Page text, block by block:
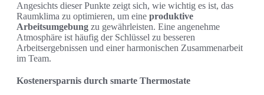
Angesichts dieser Punkte zeigt sich, wie wichtig es ist, das
Raumklima zu optimieren, um eine produktive
Arbeitsumgebung zu gewährleisten. Eine angenehme
Atmosphäre ist häufig der Schlüssel zu besseren
Arbeitsergebnissen und einer harmonischen Zusammenarbeit
im Team.
Kostenersparnis durch smarte Thermostate